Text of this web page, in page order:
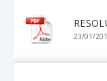
23/01/